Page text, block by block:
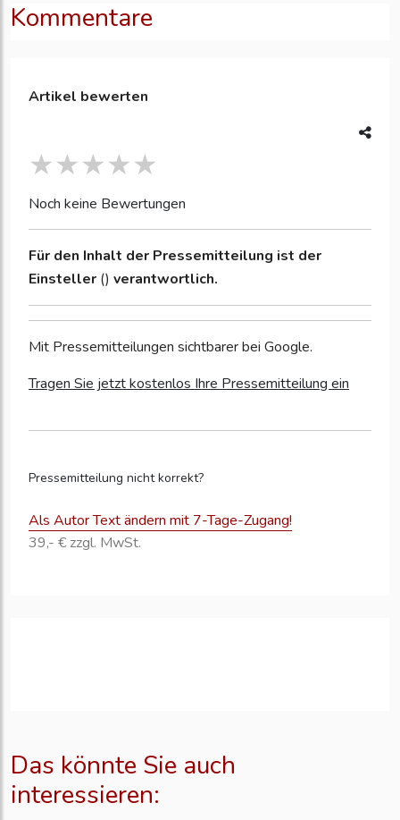
Kommentare
Artikel bewerten
Noch keine Bewertungen
Für den Inhalt der Pressemitteilung ist der
Einsteller () verantwortlich.
Mit Pressemitteilungen sichtbarer bei Google.
Tragen Sie jetzt kostenlos Ihre Pressemitteilung ein
Pressemitteilung nicht korrekt?
Als Autor Text ändern mit 7-Tage-Zugang!
39,- € zzgl. MwSt.
Das könnte Sie auch
interessieren: